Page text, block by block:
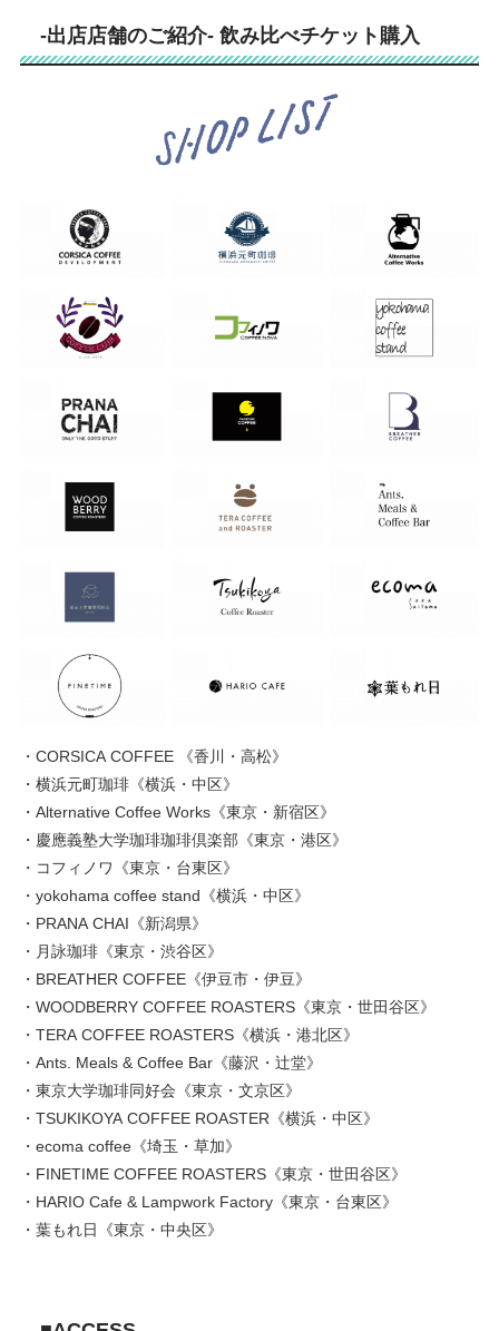
-出店店舗のご紹介- 飲み比べチケット購入
・CORSICA COFFEE 《香川・高松》
・横浜元町珈琲《横浜・中区》
・Alternative Coffee Works《東京・新宿区》
・慶應義塾大学珈琲珈琲倶楽部《東京・港区》
・コフィノワ《東京・台東区》
・yokohama coffee stand《横浜・中区》
・PRANA CHAI《新潟県》
・月詠珈琲《東京・渋谷区》
・BREATHER COFFEE《伊豆市・伊豆》
・WOODBERRY COFFEE ROASTERS《東京・世田谷区》
・TERA COFFEE ROASTERS《横浜・港北区》
・Ants. Meals & Coffee Bar《藤沢・辻堂》
・東京大学珈琲同好会《東京・文京区》
・TSUKIKOYA COFFEE ROASTER《横浜・中区》
・ecoma coffee《埼玉・草加》
・FINETIME COFFEE ROASTERS《東京・世田谷区》
・HARIO Cafe & Lampwork Factory《東京・台東区》
・葉もれ日《東京・中央区》